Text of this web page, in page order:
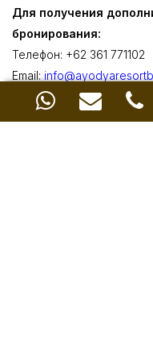
Для получения
бронирования:
Телефон: +62 361 771102
Email:
или нажмите кнопку